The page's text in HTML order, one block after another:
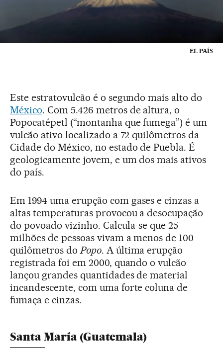
EL PAÍS
Este estratovulcão é o segundo mais alto do
México. Com 5.426 metros de altura, o
Popocatépetl (“montanha que fumega”) é um
vulcão ativo localizado a 72 quilômetros da
Cidade do México, no estado de Puebla. É
geologicamente jovem, e um dos mais ativos
do país.
Em 1994 uma erupção com gases e cinzas a
altas temperaturas provocou a desocupação
do povoado vizinho. Calcula-se que 25
milhões de pessoas vivam a menos de 100
quilômetros doPopo. A última erupção
registrada foi em 2000, quando o vulcão
lançou grandes quantidades de material
incandescente, com uma forte coluna de
fumaça e cinzas.
Santa María (Guatemala)